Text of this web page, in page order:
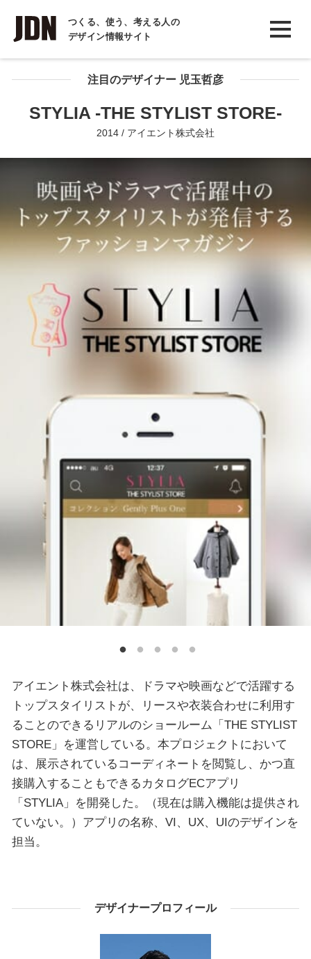
つくる、使う、考える人の
デザイン情報サイト
INTERVIEW
インタビュー
REPORT
COLUMN
注目のデザイナー 児玉哲彦
STYLIA -THE STYLIST STORE-
2014 / アイエント株式会社
アイエント株式会社は、ドラマや映画などで活躍する
トップスタイリストが、リースや衣装合わせに利用す
ることのできるリアルのショールーム「THE STYLIST
STORE」を運営している。本プロジェクトにおいて
は、展示されているコーディネートを閲覧し、かつ直
接購入することもできるカタログECアプリ
「STYLIA」を開発した。（現在は購入機能は提供され
ていない。）アプリの名称、VI、UX、UIのデザインを
担当。
デザイナープロフィール